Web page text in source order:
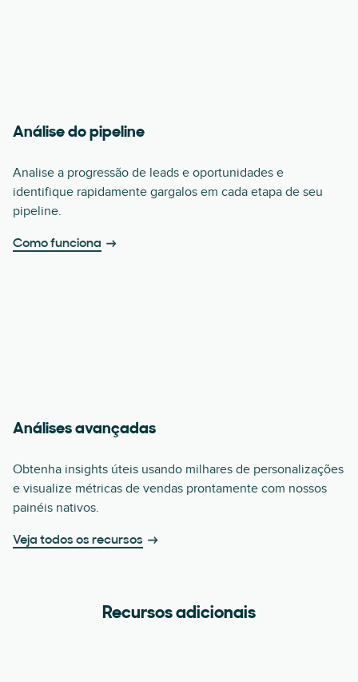
Análise do pipeline
Analise a progressão de leads e oportunidades e
identifique rapidamente gargalos em cada etapa de seu
pipeline.
Como funciona
Análises avançadas
Obtenha insights úteis usando milhares de personalizações
e visualize métricas de vendas prontamente com nossos
painéis nativos.
Veja todos os recursos
Recursos adicionais